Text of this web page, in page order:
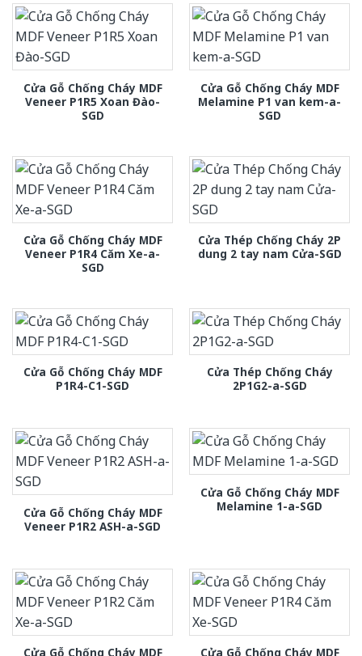
Cửa Gỗ Chống Cháy MDF
Veneer P1R5 Xoan Đào-
SGD
Cửa Gỗ Chống Cháy MDF
Melamine P1 van kem-a-
SGD
Cửa Gỗ Chống Cháy MDF
Veneer P1R4 Căm Xe-a-
SGD
Cửa Thép Chống Cháy 2P
dung 2 tay nam Cửa-SGD
Cửa Gỗ Chống Cháy MDF
P1R4-C1-SGD
Cửa Thép Chống Cháy
2P1G2-a-SGD
Cửa Gỗ Chống Cháy MDF
Veneer P1R2 ASH-a-SGD
Cửa Gỗ Chống Cháy MDF
Melamine 1-a-SGD
Cửa Gỗ Chống Cháy MDF Cửa Gỗ Chống Cháy MDF